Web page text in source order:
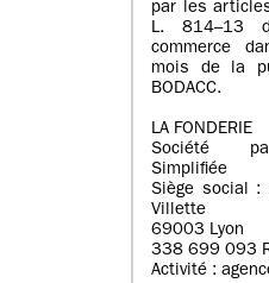
par les
L. 814–13
commerce
mois de la
BODACC.
LA FONDERIE
Société
Simplifiée
Siège social
Villette
69003 Lyon
338 699 093
Activité :